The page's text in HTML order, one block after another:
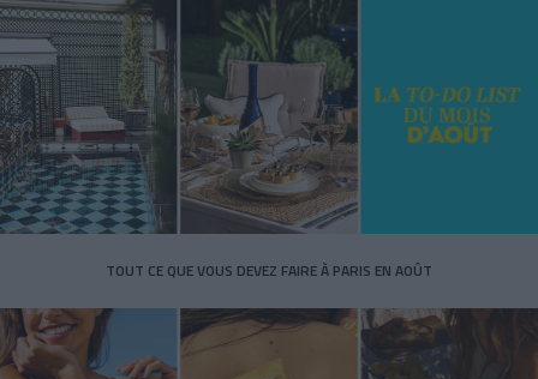
TOUT CE QUE VOUS DEVEZ FAIRE À PARIS EN AOÛT